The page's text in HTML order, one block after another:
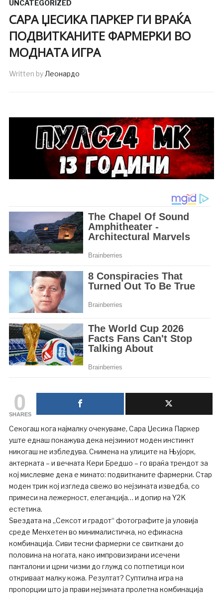
UNCATEGORIZED
САРА ЏЕСИКА ПАРКЕР ГИ ВРАЌА
ПОДВИТКАНИТЕ ФАРМЕРКИ ВО
МОДНАТА ИГРА
Written byЛеонардо
0
SHARES
Секогаш кога најмалку очекуваме, Сара Џесика Паркер
уште еднаш покажува дека нејзиниот моден инстинкт
никогаш не избледува. Снимена на улиците на Њујорк,
актерката – и вечната Кери Бредшо – го враќа трендот за
кој мислевме дека е минато: подвитканите фармерки. Стар
моден трик кој изгледа свежо во нејзината изведба, со
примеси на лежерност, елеганција… и допир на Y2K
естетика.
Ѕвездата на „Сексот и градот“ фотографите ја уловија
среде Менхетен во минималистичка, но ефикасна
комбинација. Сиви тесни фармерки се свиткани до
половина на ногата, како импровизирани исечени
панталони и црни чизми до глужд со потпетици кои
откриваат малку кожа. Резултат? Суптилна игра на
пропорции што ја прави нејзината пролетна комбинација